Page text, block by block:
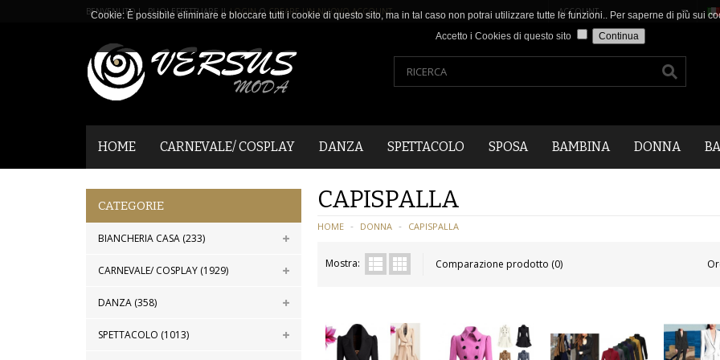
BENVENUTO ! PUOI EFFETTUARE ILLOGINO CREARE UN NUOVO ACCOUNT. ACCOUNT
HOME CARNEVALE/ COSPLAY DANZA SPETTACOLO SPOSA BAMBINA DONNA
CATEGORIE
BIANCHERIA CASA (233)
CARNEVALE/ COSPLAY (1929)
DANZA (358)
SPETTACOLO (1013)
CAPISPALLA
HOME DONNA CAPISPALLA
Mostra: Comparazione prodotto (0)
Cookie: È possibile eliminare e bloccare tutti i cookie di questo sito, ma in tal caso non potrai utilizzare tutte le funzioni.. Per saperne di più sui
Accetto i Cookies di questo sito